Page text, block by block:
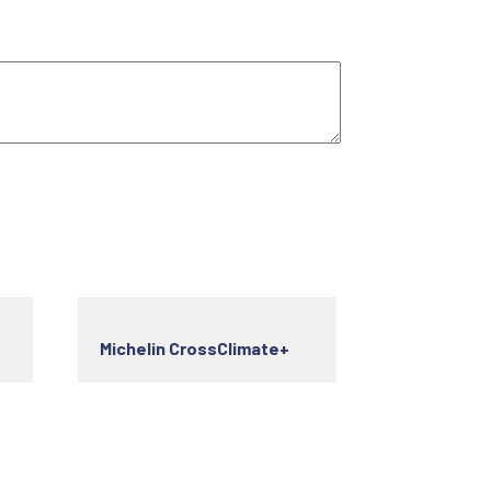
Michelin CrossClimate+